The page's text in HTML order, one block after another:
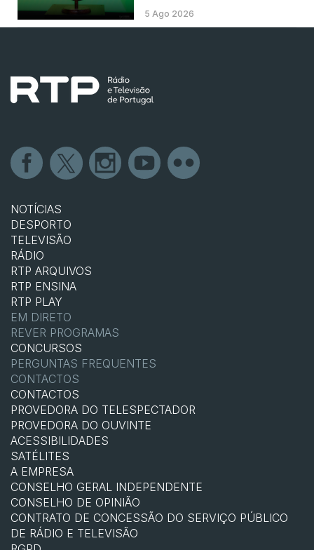
5 Ago 2026
NOTÍCIAS
DESPORTO
TELEVISÃO
RÁDIO
RTP ARQUIVOS
RTP ENSINA
RTP PLAY
EM DIRETO
REVER PROGRAMAS
CONCURSOS
PERGUNTAS FREQUENTES
CONTACTOS
CONTACTOS
PROVEDORA DO TELESPECTADOR
PROVEDORA DO OUVINTE
ACESSIBILIDADES
SATÉLITES
A EMPRESA
CONSELHO GERAL INDEPENDENTE
CONSELHO DE OPINIÃO
CONTRATO DE CONCESSÃO DO SERVIÇO PÚBLICO
DE RÁDIO E TELEVISÃO